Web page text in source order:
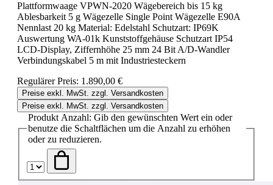
Plattformwaage VPWN-2020 Wägebereich bis 15 kg
Ablesbarkeit 5 g Wägezelle Single Point Wägezelle E90A
Nennlast 20 kg Material: Edelstahl Schutzart: IP69K
Auswertung WA-01k Kunststoffgehäuse Schutzart IP54
LCD-Display, Ziffernhöhe 25 mm 24 Bit A/D-Wandler
Verbindungskabel 5 m mit Industriesteckern
Regulärer Preis: 1.890,00 €
Preise exkl. MwSt. zzgl. Versandkosten
Preise exkl. MwSt. zzgl. Versandkosten
Produkt Anzahl: Gib den gewünschten Wert ein oder
benutze die Schaltflächen um die Anzahl zu erhöhen
oder zu reduzieren.